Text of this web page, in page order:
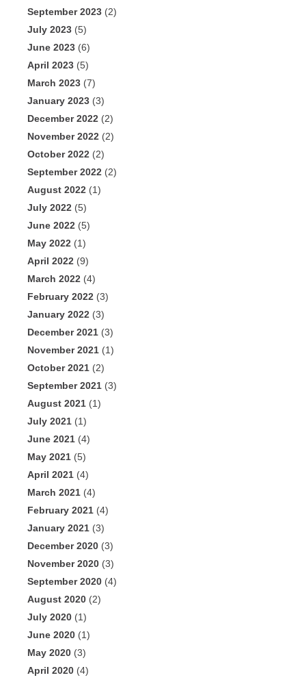
September 2023 (2)
July 2023 (5)
June 2023 (6)
April 2023 (5)
March 2023 (7)
January 2023 (3)
December 2022 (2)
November 2022 (2)
October 2022 (2)
September 2022 (2)
August 2022 (1)
July 2022 (5)
June 2022 (5)
May 2022 (1)
April 2022 (9)
March 2022 (4)
February 2022 (3)
January 2022 (3)
December 2021 (3)
November 2021 (1)
October 2021 (2)
September 2021 (3)
August 2021 (1)
July 2021 (1)
June 2021 (4)
May 2021 (5)
April 2021 (4)
March 2021 (4)
February 2021 (4)
January 2021 (3)
December 2020 (3)
November 2020 (3)
September 2020 (4)
August 2020 (2)
July 2020 (1)
June 2020 (1)
May 2020 (3)
April 2020 (4)